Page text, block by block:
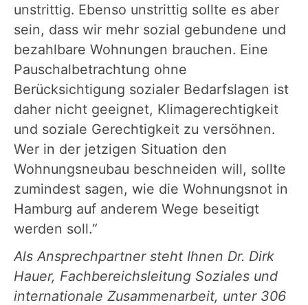
unstrittig. Ebenso unstrittig sollte es aber
sein, dass wir mehr sozial gebundene und
bezahlbare Wohnungen brauchen. Eine
Pauschalbetrachtung ohne
Berücksichtigung sozialer Bedarfslagen ist
daher nicht geeignet, Klimagerechtigkeit
und soziale Gerechtigkeit zu versöhnen.
Wer in der jetzigen Situation den
Wohnungsneubau beschneiden will, sollte
zumindest sagen, wie die Wohnungsnot in
Hamburg auf anderem Wege beseitigt
werden soll.“
Als Ansprechpartner steht Ihnen Dr. Dirk
Hauer, Fachbereichsleitung Soziales und
internationale Zusammenarbeit, unter 306